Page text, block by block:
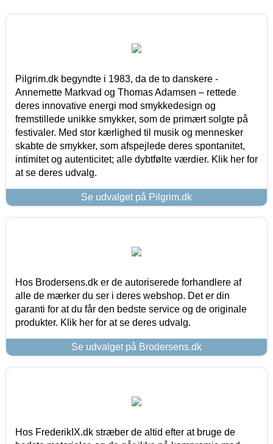
Pilgrim.dk begyndte i 1983, da de to danskere -
Annemette Markvad og Thomas Adamsen – rettede
deres innovative energi mod smykkedesign og
fremstillede unikke smykker, som de primært solgte på
festivaler. Med stor kærlighed til musik og mennesker
skabte de smykker, som afspejlede deres spontanitet,
intimitet og autenticitet; alle dybtfølte værdier. Klik her for
at se deres udvalg.
Se udvalget på Pilgrim.dk
Hos Brodersens.dk er de autoriserede forhandlere af
alle de mærker du ser i deres webshop. Det er din
garanti for at du får den bedste service og de originale
produkter. Klik her for at se deres udvalg.
Se udvalget på Brodersens.dk
Hos FrederikIX.dk stræber de altid efter at bruge de